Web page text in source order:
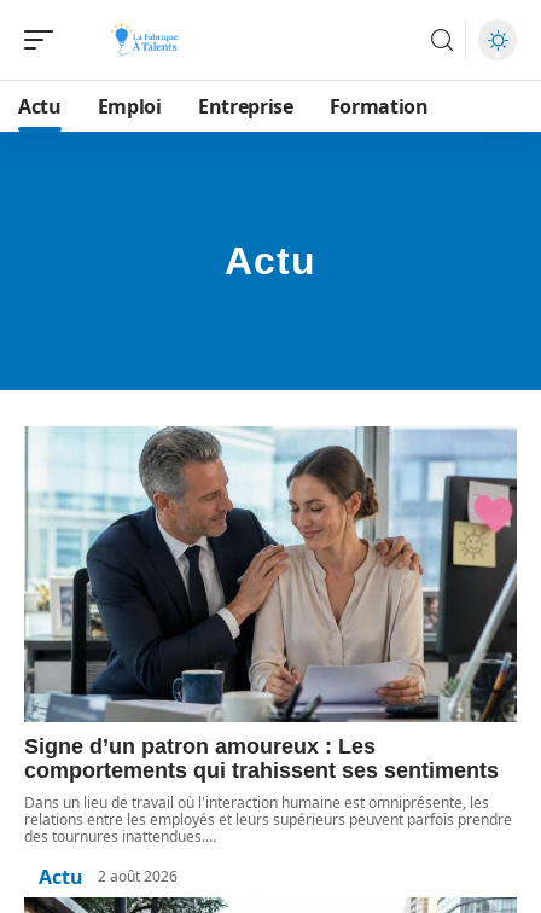
Actu Emploi Entreprise Formation
Actu
Signe d’un patron amoureux : Les
comportements qui trahissent ses sentiments
Dans un lieu de travail où l'interaction humaine est omniprésente, les
relations entre les employés et leurs supérieurs peuvent parfois prendre
des tournures inattendues.…
Actu 2 août 2026